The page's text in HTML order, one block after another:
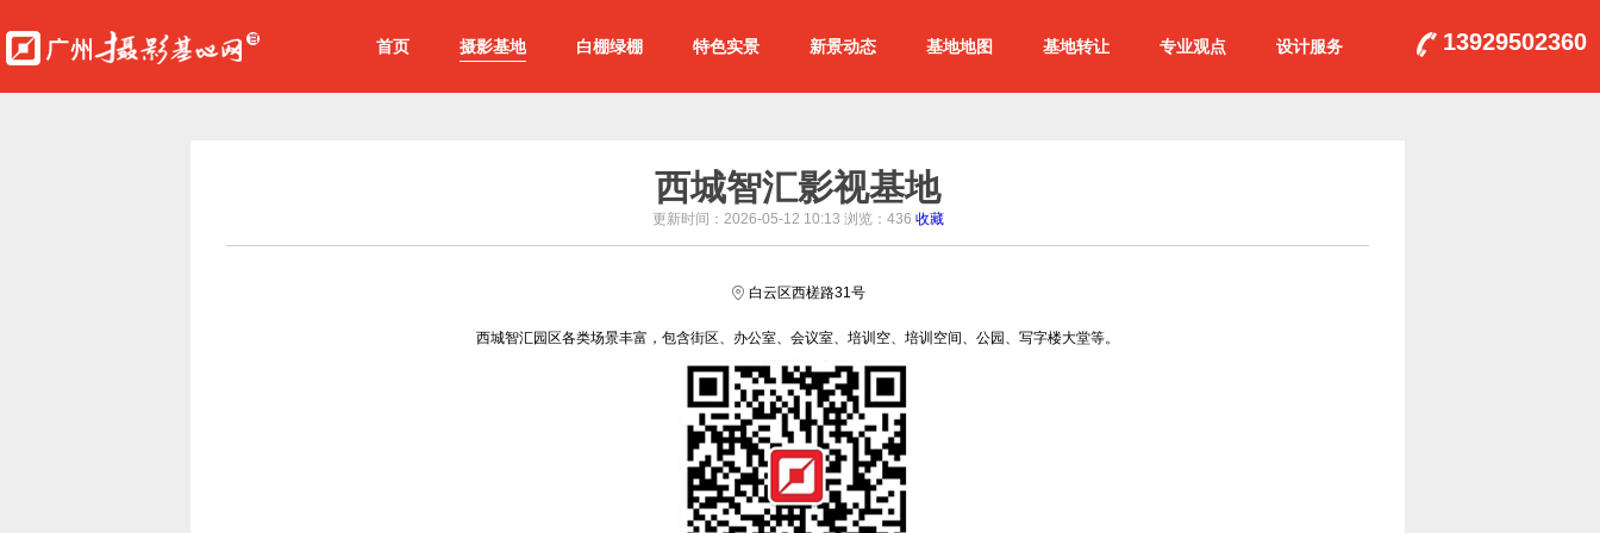
首页 摄影基地 白棚绿棚 特色实景 新景动态 基地地图 基地转让 专业观点 设计服务 13929502360
西城智汇影视基地
更新时间：2026-05-12 10:13 浏览： 436 收藏
白云区西槎路31号
西城智汇园区各类场景丰富，包含街区、办公室、会议室、培训空、培训空间、公园、写字楼大堂等。